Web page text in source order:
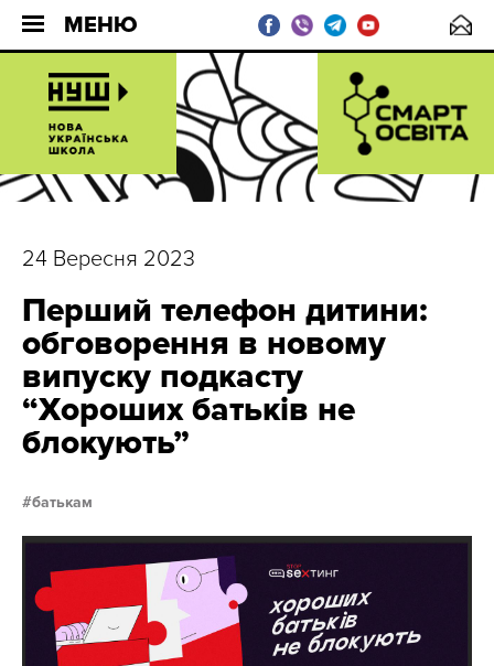
МЕНЮ
24 Вересня 2023
Перший телефон дитини:
обговорення в новому
випуску подкасту
“Хороших батьків не
блокують”
батькам